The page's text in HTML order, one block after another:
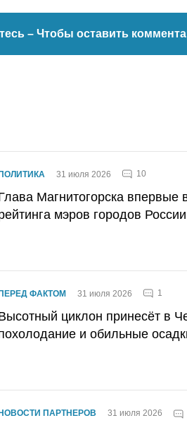
– Чтобы оставить
31 июля 2026 10
Магнитогорска впервые
мэров городов России
ФАКТОМ 31 июля 2026 1
циклон принесёт в
и обильные
ПАРТНЕРОВ 31 июля 2026